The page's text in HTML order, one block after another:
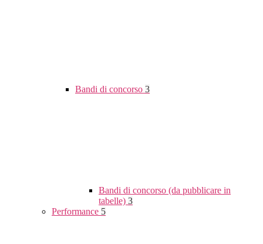
Bandi di concorso 3
Bandi di concorso (da pubblicare in
tabelle) 3
Performance 5